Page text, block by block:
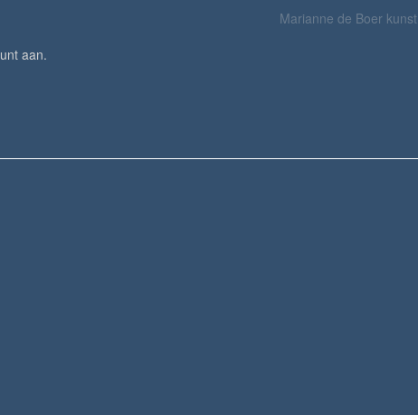
Marianne de Boer kunst
aan.